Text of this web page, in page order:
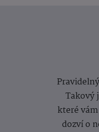
Takový
které
dozví o